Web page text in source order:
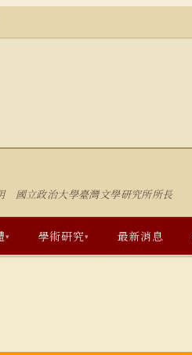
國立政治大學臺灣文學研究所所長
▾ 學術研究▾ 最新消息